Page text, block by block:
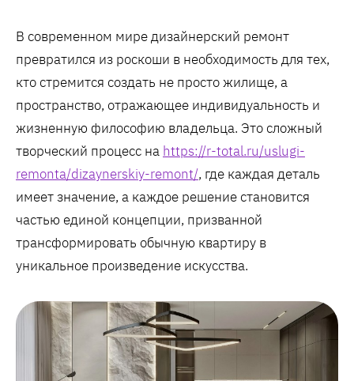
В современном мире дизайнерский ремонт
превратился из роскоши в необходимость для тех,
кто стремится создать не просто жилище, а
пространство, отражающее индивидуальность и
жизненную философию владельца. Это сложный
творческий процесс на https://r-total.ru/uslugi-
remonta/dizaynerskiy-remont/, где каждая деталь
имеет значение, а каждое решение становится
частью единой концепции, призванной
трансформировать обычную квартиру в
уникальное произведение искусства.